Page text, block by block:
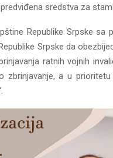
sredstva za
Republike Srpske sa
Srpske da
ratnih vojnih
a u prioritetu